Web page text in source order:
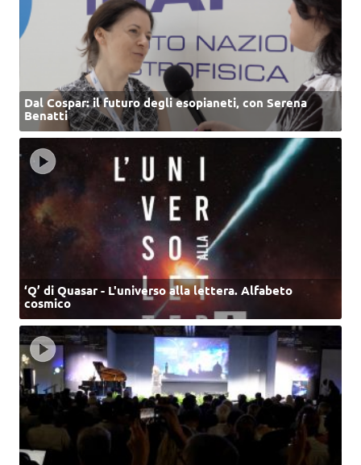
Dal Cospar: il futuro degli esopianeti, con Serena
Benatti
‘Q’ di Quasar - L'universo alla lettera. Alfabeto
cosmico